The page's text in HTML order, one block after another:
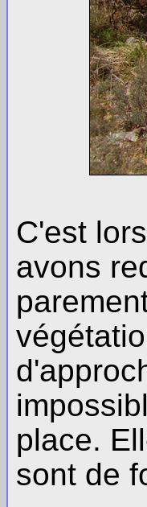
C'est
avons
place.
sont de